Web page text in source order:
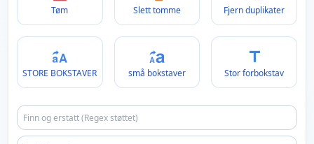
Tøm Slett tomme Fjern duplikater
STORE BOKSTAVER små bokstaver Stor forbokstav